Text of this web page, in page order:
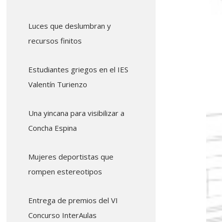
Luces que deslumbran y
recursos finitos
Estudiantes griegos en el IES
Valentín Turienzo
Una yincana para visibilizar a
Concha Espina
Mujeres deportistas que
rompen estereotipos
Entrega de premios del VI
Concurso InterAulas